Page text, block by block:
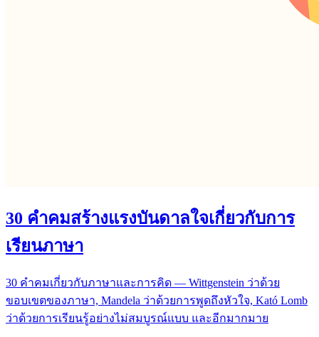
30 คำคมสร้างแรงบันดาลใจเกี่ยวกับการ
เรียนภาษา
30 คำคมเกี่ยวกับภาษาและการคิด — Wittgenstein ว่าด้วย
ขอบเขตของภาษา, Mandela ว่าด้วยการพูดถึงหัวใจ, Kató Lomb
ว่าด้วยการเรียนรู้อย่างไม่สมบูรณ์แบบ และอีกมากมาย